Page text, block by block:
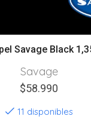
Savage Black
Savage
$58.990
11 disponibles